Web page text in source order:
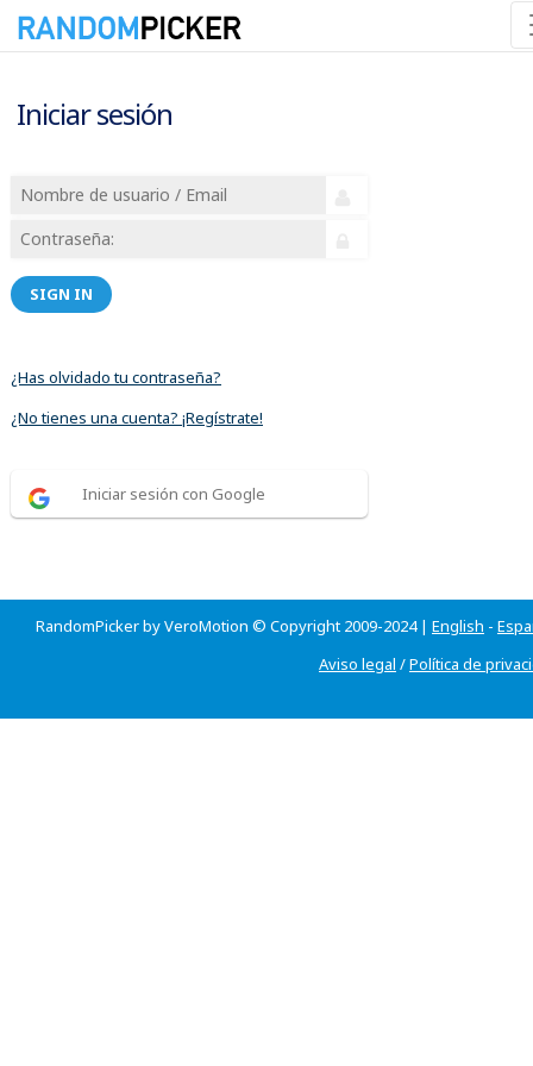
Iniciar sesión
SIGN IN
¿Has olvidado tu contraseña?
¿No tienes una cuenta? ¡Regístrate!
Iniciar sesión con Google
RandomPicker by VeroMotion © Copyright 2009-2024 | English -
Aviso legal /Política de